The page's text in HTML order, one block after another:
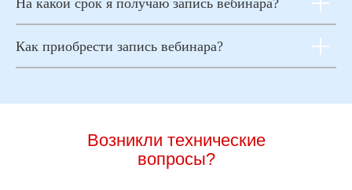
На какой срок я получаю запись вебинара?
Как приобрести запись вебинара?
Возникли технические
вопросы?